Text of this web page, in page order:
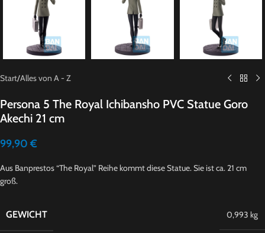
Start/Alles von A - Z
Persona 5 The Royal Ichibansho PVC Statue Goro
Akechi 21 cm
99,90 €
Aus Banprestos “The Royal” Reihe kommt diese Statue. Sie ist ca. 21 cm
groß.
GEWICHT 0,993 kg